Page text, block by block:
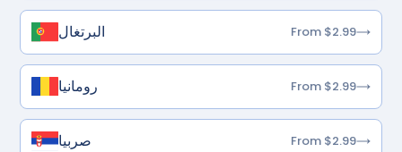
البرتغال From $2.99
رومانيا From $2.99
صربيا From $2.99